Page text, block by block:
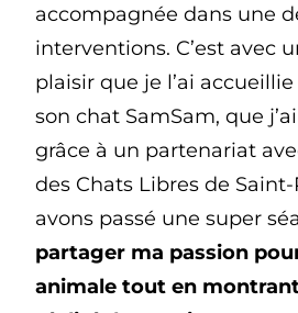
accompagnée dans une
interventions. C’est avec
plaisir que je l’ai
son chat SamSam, que
grâce à un partenariat
des Chats Libres de
avons passé une super
partager ma passion
animale tout en